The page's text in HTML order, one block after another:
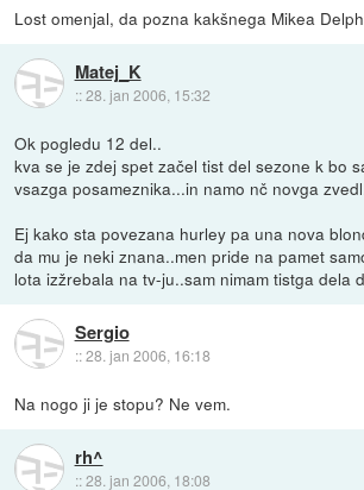
Lost omenjal, da pozna kakšnega Mikea
Matej_K
::28. jan 2006, 15:32
Ok pogledu 12 del..
kva se je zdej spet začel tist del sezone k bo
vsazga posameznika...in namo nč novga
Ej kako sta povezana hurley pa una nova
da mu je neki znana..men pride na pamet
lota izžrebala na tv-ju..sam nimam tistga dela
Sergio
::28. jan 2006, 16:18
Na nogo ji je stopu? Ne vem.
rh^
::28. jan 2006, 18:08